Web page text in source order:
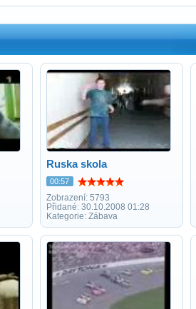
Ruska skola
00:57
Zobrazení: 5793
Přidané: 30.10.2008 01:28
Kategorie: Zábava